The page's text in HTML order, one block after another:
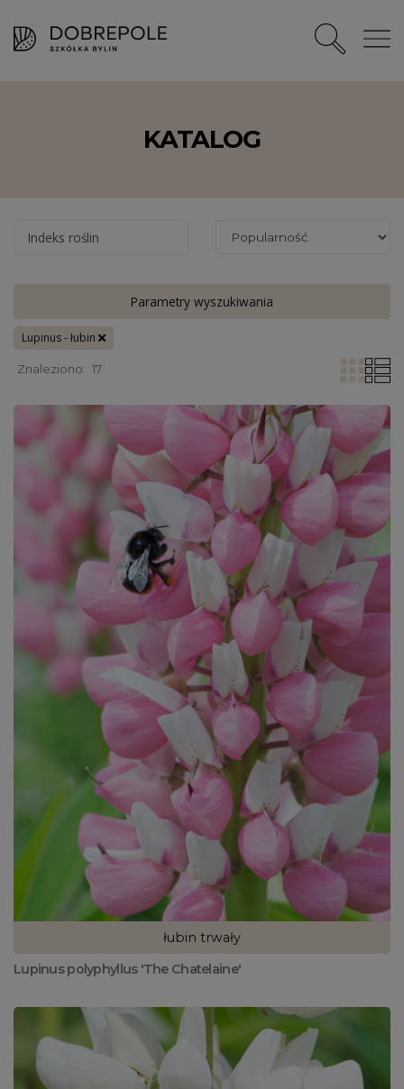
KATALOG
Indeks roślin
Parametry wyszukiwania
Lupinus - łubin
Znaleziono: 17
łubin trwały
Lupinus polyphyllus 'The Chatelaine'